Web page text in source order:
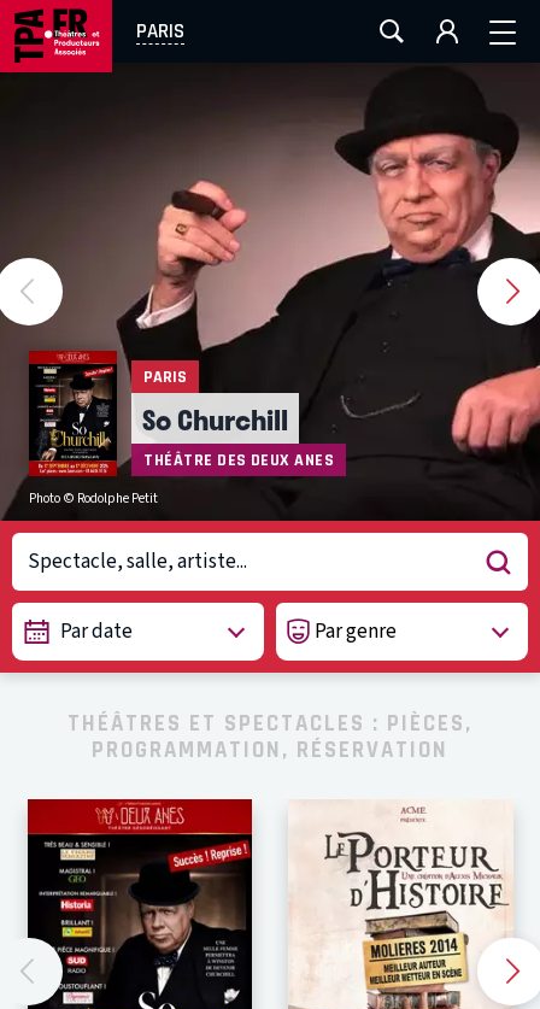
PARIS
AIX-MARSEILLE LA ROCHELLE
PARIS
So Churchill
THÉÂTRE DES DEUX ANES
Photo © Rodolphe Petit
Par date
THÉÂTRES ET SPECTACLES : PIÈCES,
PROGRAMMATION, RÉSERVATION